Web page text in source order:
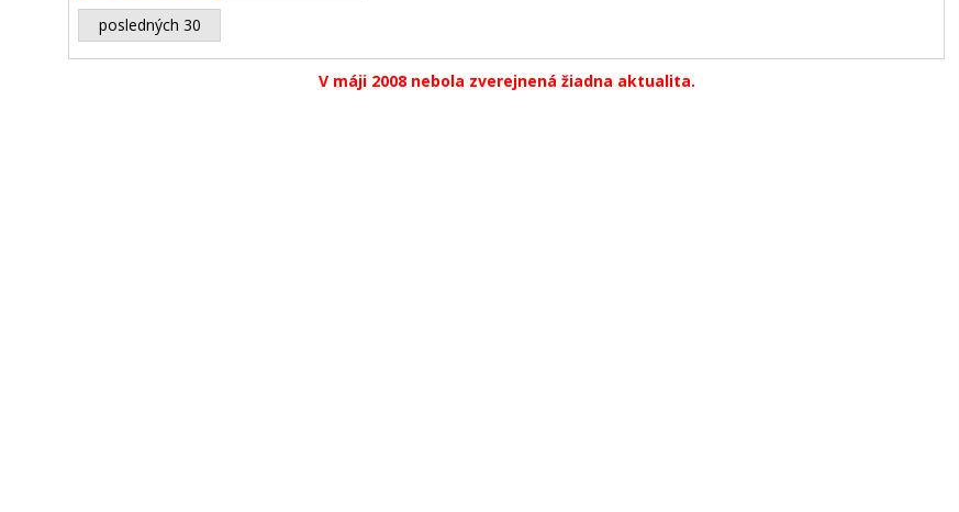
posledných 30
V máji 2008 nebola zverejnená žiadna aktualita.